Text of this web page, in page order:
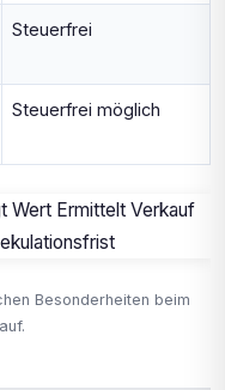
Steuerfrei
Steuerfrei möglich
Besonderheiten beim